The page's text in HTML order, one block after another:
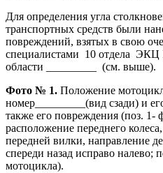
Для определения угла
транспортных средств были
повреждений, взятых в свою
специалистами 10 отдела
области _________ (см. выше).
Фото № 1. Положение
номер_________(вид сзади) и
также его повреждения (поз. 1-
расположение переднего
передней вилки, направление
спереди назад исправо налево;
мотоцикла).